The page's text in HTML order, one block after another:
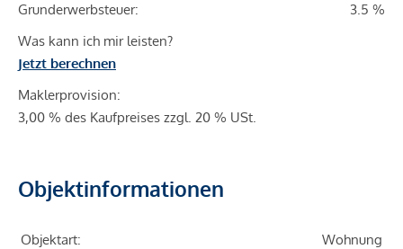
Grunderwerbsteuer:
3.5 %
Was kann ich mir leisten?
Jetzt berechnen
Maklerprovision:
3,00 % des Kaufpreises zzgl. 20 % USt.
Objektinformationen
Objektart: Wohnung